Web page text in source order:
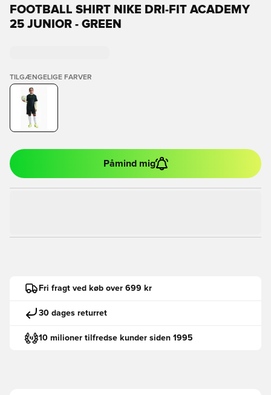
FOOTBALL SHIRT NIKE DRI-FIT ACADEMY
25 JUNIOR - GREEN
TILGÆNGELIGE FARVER
Påmind mig
Fri fragt ved køb over 699 kr
30 dages returret
10 milioner tilfredse kunder siden 1995